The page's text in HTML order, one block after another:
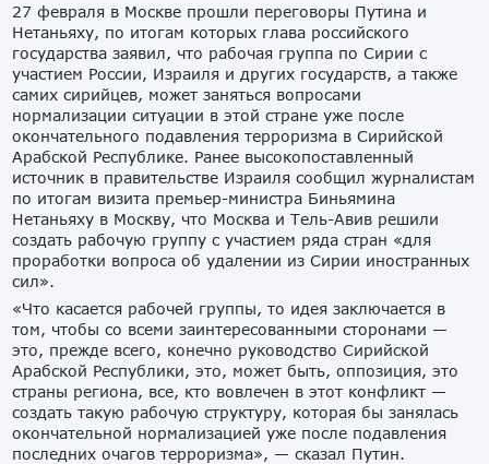
27 февраля в Москве прошли переговоры Путина и
Нетаньяху, по итогам которых глава российского
государства заявил, что рабочая группа по Сирии с
участием России, Израиля и других государств, а также
самих сирийцев, может заняться вопросами
нормализации ситуации в этой стране уже после
окончательного подавления терроризма в Сирийской
Арабской Республике. Ранее высокопоставленный
источник в правительстве Израиля сообщил журналистам
по итогам визита премьер-министра Биньямина
Нетаньяху в Москву, что Москва и Тель-Авив решили
создать рабочую группу с участием ряда стран «для
проработки вопроса об удалении из Сирии иностранных
сил».
«Что касается рабочей группы, то идея заключается в
том, чтобы со всеми заинтересованными сторонами —
это, прежде всего, конечно руководство Сирийской
Арабской Республики, это, может быть, оппозиция, это
страны региона, все, кто вовлечен в этот конфликт —
создать такую рабочую структуру, которая бы занялась
окончательной нормализацией уже после подавления
последних очагов терроризма», — сказал Путин.